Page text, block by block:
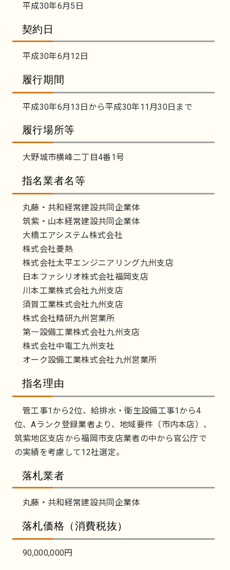
平成30年6月5日
契約日
平成30年6月12日
履行期間
平成30年6月13日から平成30年11月30日まで
履行場所等
大野城市横峰二丁目4番1号
指名業者名等
丸藤・共和経常建設共同企業体
筑紫・山本経常建設共同企業体
大橋エアシステム株式会社
株式会社菱熱
株式会社太平エンジニアリング九州支店
日本ファシリオ株式会社福岡支店
川本工業株式会社九州支店
須賀工業株式会社九州支店
株式会社精研九州営業所
第一設備工業株式会社九州支店
株式会社中電工九州支社
オーク設備工業株式会社九州営業所
指名理由
管工事1から2位、給排水・衛生設備工事1から4
位、Aランク登録業者より、地域要件（市内本店）、
筑紫地区支店から福岡市支店業者の中から官公庁で
の実績を考慮して12社選定。
落札業者
丸藤・共和経常建設共同企業体
落札価格（消費税抜）
90,000,000円